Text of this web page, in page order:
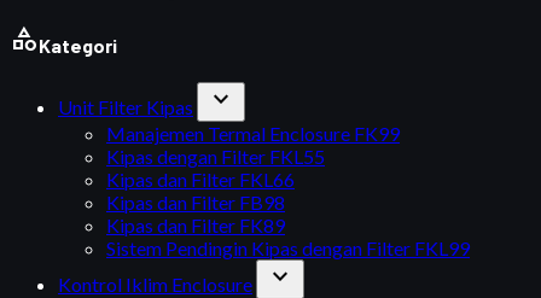
categoryKategori
Unit Filter Kipas expand_more
Manajemen Termal Enclosure FK99
Kipas dengan Filter FKL55
Kipas dan Filter FKL66
Kipas dan Filter FB98
Kipas dan Filter FK89
Sistem Pendingin Kipas dengan Filter FKL99
Kontrol Iklim Enclosure
expand_more